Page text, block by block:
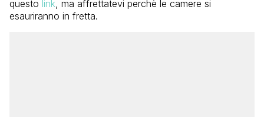
questo link, ma affrettatevi perchè le camere si
esauriranno in fretta.